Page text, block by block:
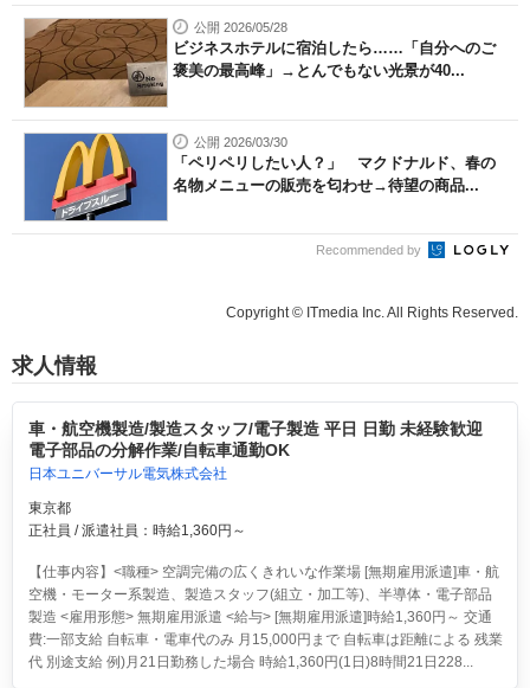
公開 2026/05/28
ビジネスホテルに宿泊したら……「自分へのご
褒美の最高峰」→とんでもない光景が40...
公開 2026/03/30
「ペリペリしたい人？」 マクドナルド、春の
名物メニューの販売を匂わせ→待望の商品...
Recommended by
Copyright © ITmedia Inc. All Rights Reserved.
求人情報
車・航空機製造/製造スタッフ/電子製造 平日 日勤 未経験歓迎
電子部品の分解作業/自転車通勤OK
日本ユニバーサル電気株式会社
東京都
正社員 / 派遣社員：時給1,360円～
【仕事内容】<職種> 空調完備の広くきれいな作業場 [無期雇用派遣]車・航
空機・モーター系製造、製造スタッフ(組立・加工等)、半導体・電子部品
製造 <雇用形態> 無期雇用派遣 <給与> [無期雇用派遣]時給1,360円～ 交通
費:一部支給 自転車・電車代のみ 月15,000円まで 自転車は距離による 残業
代 別途支給 例)月21日勤務した場合 時給1,360円(1日)8時間21日228...